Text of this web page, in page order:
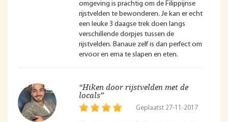
omgeving is prachtig om de Filippijnse
rijstvelden te bewonderen. Je kan er echt
een leuke 3 daagse trek doen langs
verschillende dorpjes tussen de
rijstvelden. Banaue zelf is dan perfect om
ervoor en erna te slapen en eten.
“Hiken door rijstvelden met de
locals”
Geplaatst 27-11-2017